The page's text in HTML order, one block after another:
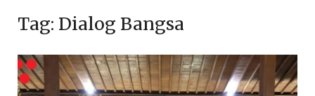
Tag: Dialog Bangsa